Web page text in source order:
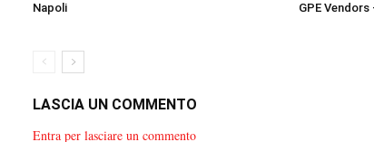
Napoli
GPE Vendors
LASCIA UN COMMENTO
Entra per lasciare un commento